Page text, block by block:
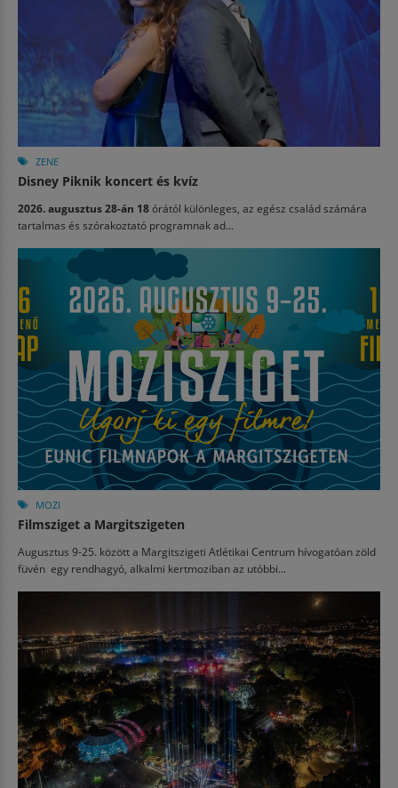
ZENE
Disney Piknik koncert és kvíz
2026. augusztus 28-án 18órától különleges, az egész család számára
tartalmas és szórakoztató programnak ad...
MOZI
Filmsziget a Margitszigeten
Augusztus 9-25. között a Margitszigeti Atlétikai Centrum hívogatóan zöld
füvén egy rendhagyó, alkalmi kertmoziban az utóbbi...